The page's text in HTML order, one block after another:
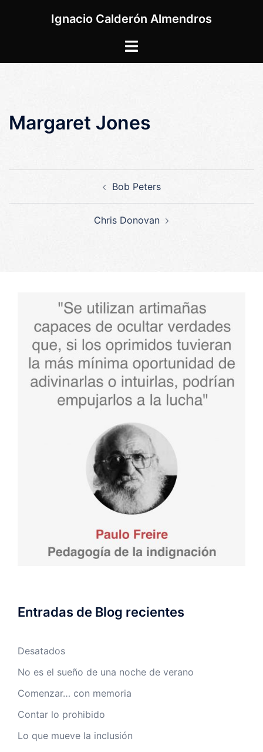
Ignacio Calderón Almendros
Alternar
Margaret Jones
Bob Peters
Chris Donovan
Entradas de Blog recientes
Desatados
No es el sueño de una noche de verano
Comenzar… con memoria
Contar lo prohibido
Lo que mueve la inclusión